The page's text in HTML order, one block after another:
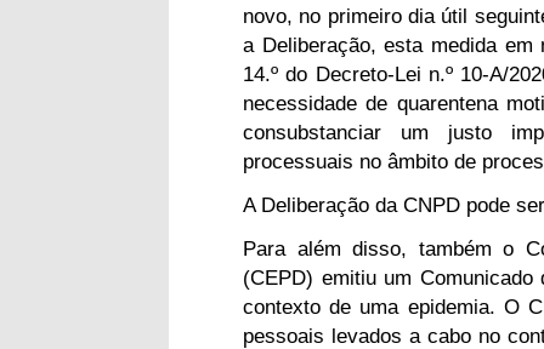
novo, no primeiro dia útil
a Deliberação, esta medida
14.º do Decreto-Lei n.º 10-A/
necessidade de quarentena
consubstanciar um justo
processuais no âmbito de
A Deliberação da CNPD pode
Para além disso, também o
(CEPD) emitiu um
contexto de uma epidemia. O
pessoais levados a cabo no